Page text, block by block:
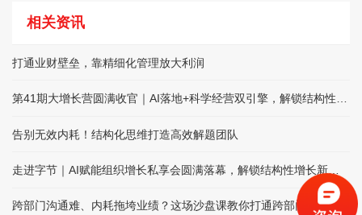
相关资讯
打通业财壁垒，靠精细化管理放大利润
告别无效内耗！结构化思维打造高效解题团队
跨部门沟通难、内耗拖垮业绩？这场沙盘课教你打通跨部门协作